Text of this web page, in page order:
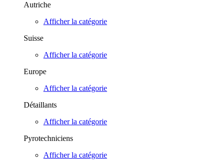
Autriche
Afficher la catégorie
Suisse
Afficher la catégorie
Europe
Afficher la catégorie
Détaillants
Afficher la catégorie
Pyrotechniciens
Afficher la catégorie